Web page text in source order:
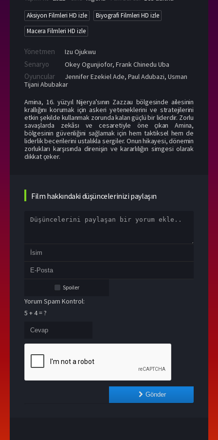
Aksiyon Filmleri HD izle
Biyografi Filmleri HD izle
Macera Filmleri HD izle
Yönetmen Izu Ojukwu
Senaryo Okey Ogunjiofor, Frank Chinedu Uba
Oyuncular Jennifer Ezekiel Ade, Paul Adubazi, Usman
Tijani Abubakar
Amina, 16. yüzyıl Nijerya’sının Zazzau bölgesinde ailesinin
krallığını korumak için askeri yeteneklerini ve stratejilerini
etkin şekilde kullanmak zorunda kalan güçlü bir liderdir. Zorlu
savaşlarda zekâsı ve cesaretiyle öne çıkan Amina,
bölgesinin güvenliğini sağlamak için hem taktiksel hem de
liderlik becerilerini ustalıkla sergiler. Onun hikayesi, dönemin
zorlukları karşısında direnişin ve kararlılığın simgesi olarak
dikkat çeker.
Film hakkındaki düşüncelerinizi paylaşın
Spoiler
Yorum Spam Kontrol:
5 + 4 = ?
Gönder